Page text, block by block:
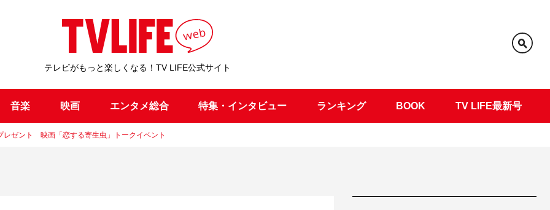
テレビがもっと楽しくなる！TV LIFE公式サイト
音楽 映画 エンタメ総合 特集・インタビュー ランキング BOOK TV LIFE最新号
レゼント 映画「恋する寄生虫」トークイベント